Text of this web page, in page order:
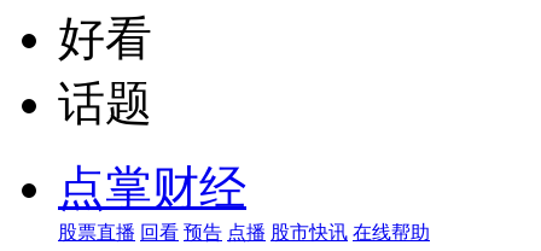
好看
话题
点掌财经
股票直播 回看 预告 点播 股市快讯 在线帮助